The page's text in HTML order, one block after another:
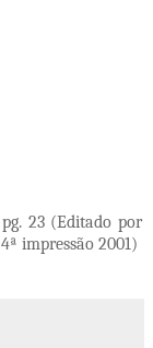
23 (Editado por
impressão 2001)